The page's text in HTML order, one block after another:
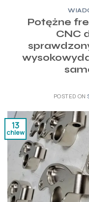
Potężne
CNC
POSTED ON
13
chlew